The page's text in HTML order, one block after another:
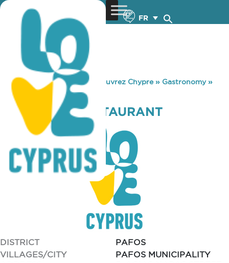
FR
You are here: Home »Découvrez Chypre» Gastronomy»
BAYWATCH RESTAURANT
BAYWATCH RESTAURANT
DISTRICT
PAFOS
VILLAGES/CITY
PAFOS MUNICIPALITY